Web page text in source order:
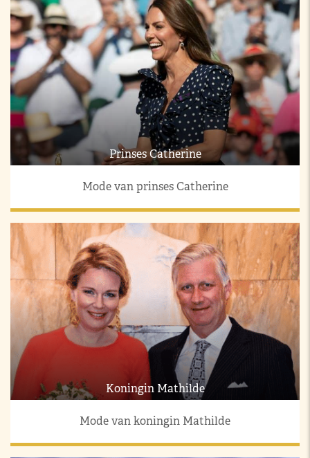
Prinses Catherine
Mode van prinses Catherine
Koningin Mathilde
Mode van koningin Mathilde